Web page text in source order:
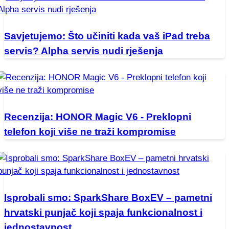
Savjetujemo: Što učiniti kada vaš iPad treba
servis? Alpha servis nudi rješenja
Recenzija: HONOR Magic V6 - Preklopni
telefon koji više ne traži kompromise
Isprobali smo: SparkShare BoxEV – pametni
hrvatski punjač koji spaja funkcionalnost i